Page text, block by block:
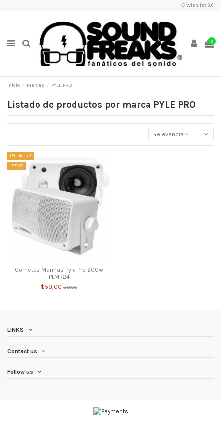
Wishlist (0)
0
Inicio Marcas PYLE PRO
Listado de productos por marca PYLE PRO
Relevancia 1
¡En oferta!
-$8,00
Cornetas Marinas Pyle Pro 200w
PLMR24
$50,00$58,00
LINKS
Contact us
Follow us